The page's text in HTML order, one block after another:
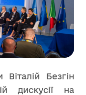
Безгін
дискусії на